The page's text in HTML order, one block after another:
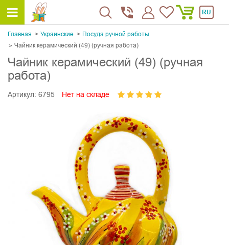
RU
Главная Украинскиe
Посуда ручной работы
Чайник керамический (49) (ручная работа)
Чайник керамический (49) (ручная
работа)
Артикул: 6795 Нет на складе